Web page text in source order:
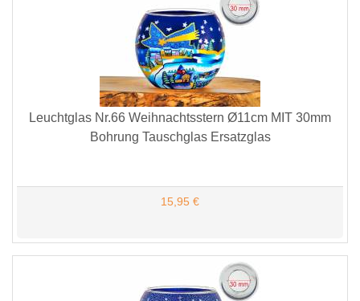
Leuchtglas Nr.66 Weihnachtsstern Ø11cm MIT 30mm
Bohrung Tauschglas Ersatzglas
15,95 €